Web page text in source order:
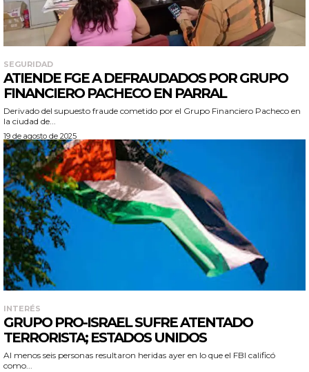
SEGURIDAD
ATIENDE FGE A DEFRAUDADOS POR GRUPO
FINANCIERO PACHECO EN PARRAL
Derivado del supuesto fraude cometido por el Grupo Financiero Pacheco en
la ciudad de...
19 de agosto de 2025
INTERÉS
GRUPO PRO-ISRAEL SUFRE ATENTADO
TERRORISTA; ESTADOS UNIDOS
Al menos seis personas resultaron heridas ayer en lo que el FBI calificó
como...